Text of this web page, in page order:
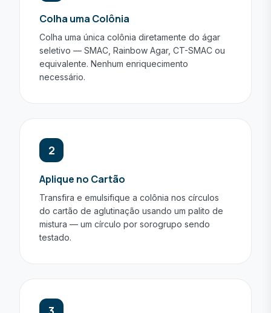
Colha uma Colônia
Colha uma única colônia diretamente do ágar
seletivo — SMAC, Rainbow Agar, CT-SMAC ou
equivalente. Nenhum enriquecimento
necessário.
2
Aplique no Cartão
Transfira e emulsifique a colônia nos círculos
do cartão de aglutinação usando um palito de
mistura — um círculo por sorogrupo sendo
testado.